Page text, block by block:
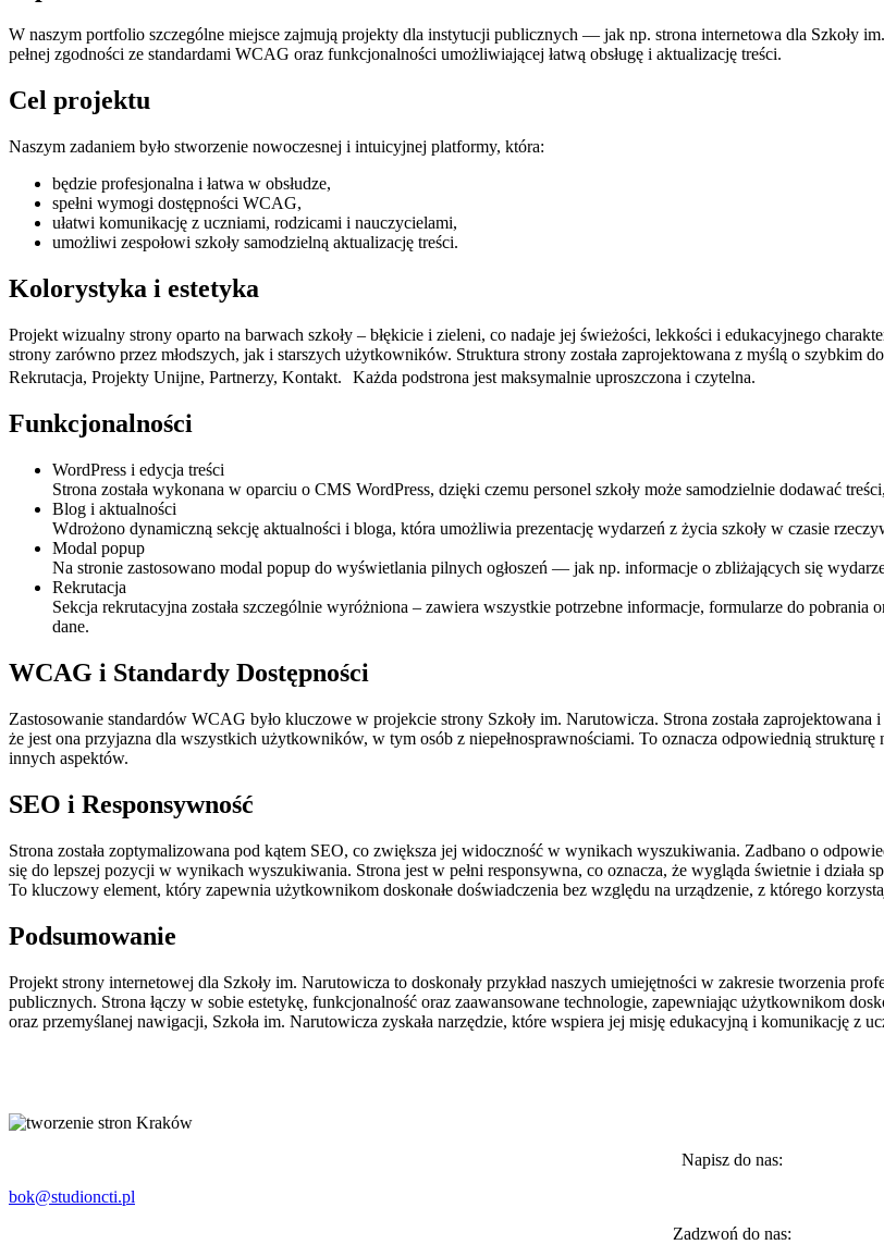
W naszym portfolio szczególne miejsce zajmują projekty dla instytucji publicznych — jak np. strona internetowa dla Szkoły
pełnej zgodności ze standardami WCAG oraz funkcjonalności umożliwiającej łatwą obsługę i aktualizację treści.
Cel projektu
Naszym zadaniem było stworzenie nowoczesnej i intuicyjnej platformy, która:
będzie profesjonalna i łatwa w obsłudze,
spełni wymogi dostępności WCAG,
ułatwi komunikację z uczniami, rodzicami i nauczycielami,
umożliwi zespołowi szkoły samodzielną aktualizację treści.
Kolorystyka i estetyka
Projekt wizualny strony oparto na barwach szkoły – błękicie i zieleni, co nadaje jej świeżości, lekkości i edukacyjnego
strony zarówno przez młodszych, jak i starszych użytkowników. Struktura strony została zaprojektowana z myślą o szybkim
Rekrutacja, Projekty Unijne, Partnerzy, Kontakt. Każda podstrona jest maksymalnie uproszczona i czytelna.
Funkcjonalności
WordPress i edycja treści
Strona została wykonana w oparciu o CMS WordPress, dzięki czemu personel szkoły może samodzielnie dodawać
Blog i aktualności
Wdrożono dynamiczną sekcję aktualności i bloga, która umożliwia prezentację wydarzeń z życia szkoły w czasie
Modal popup
Na stronie zastosowano modal popup do wyświetlania pilnych ogłoszeń — jak np. informacje o zbliżających się
Rekrutacja
Sekcja rekrutacyjna została szczególnie wyróżniona – zawiera wszystkie potrzebne informacje, formularze do
dane.
WCAG i Standardy Dostępności
Zastosowanie standardów WCAG było kluczowe w projekcie strony Szkoły im. Narutowicza. Strona została
że jest ona przyjazna dla wszystkich użytkowników, w tym osób z niepełnosprawnościami. To oznacza odpowiednią
innych aspektów.
SEO i Responsywność
Strona została zoptymalizowana pod kątem SEO, co zwiększa jej widoczność w wynikach wyszukiwania. Zadbano o
się do lepszej pozycji w wynikach wyszukiwania. Strona jest w pełni responsywna, co oznacza, że wygląda świetnie i działa
To kluczowy element, który zapewnia użytkownikom doskonałe doświadczenia bez względu na urządzenie, z którego
Podsumowanie
Projekt strony internetowej dla Szkoły im. Narutowicza to doskonały przykład naszych umiejętności w zakresie tworzenia
publicznych. Strona łączy w sobie estetykę, funkcjonalność oraz zaawansowane technologie, zapewniając użytkownikom
oraz przemyślanej nawigacji, Szkoła im. Narutowicza zyskała narzędzie, które wspiera jej misję edukacyjną i komunikację z
Napisz do nas:
bok@studioncti.pl
Zadzwoń do nas: